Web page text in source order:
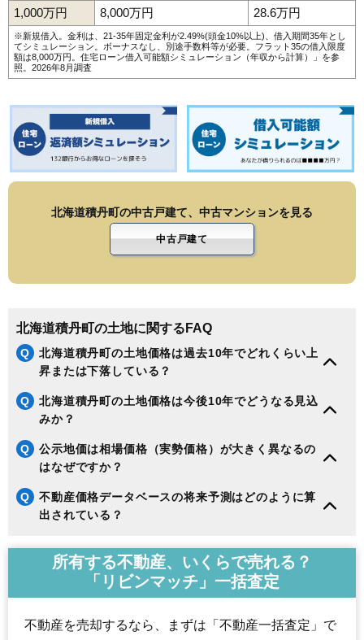
1,000万円
8,000万円 28.6万円
※新規借入。金利は、21-35年固定金利が2.49%(頭金10%以上)、借入期間35年とし
てシミュレーション。ボーナスなし、別途手数料等が必要。フラット35の借入限度
額は8,000万円。 住宅ローン借入可能額シミュレーション（年収から計算）
」を参
照。2026年8月調査
北海道積丹町の中古戸建て、中古マンションを見る
中古戸建て
北海道積丹町の土地に関するFAQ
Q
北海道積丹町の土地価格は過去10年でどれくらい上
昇または下落している？
Q
北海道積丹町の土地価格は今後10年でどうなる見込
みか？
Q
公示地価は相場価格（実勢価格）が大きく異なるの
はなぜですか？
Q
不動産価格データベースの将来予測はどのように算
出されている？
所有する不動産、いくらで売れる？
「リビンマッチ」一括査定
不動産を売却するなら、まずは「不動産一括査定」で